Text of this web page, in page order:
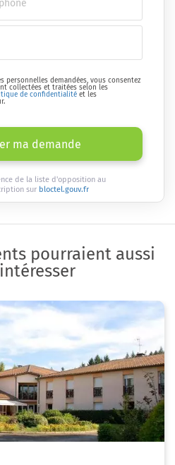
personnelles demandées, vous consentez
collectées et traitées selon les
de confidentialité et les
ma demande
de la liste d'opposition au
sur bloctel.gouv.fr
pourraient aussi